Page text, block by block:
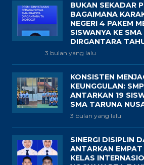
BUKAN SEKADAR
BAGAIMANA
NEGERI 4 PAKEM
SISWANYA KE
DIRGANTARA
3 bulan yang lalu
KONSISTEN
KEUNGGULAN:
ANTARKAN 19
SMA TARUNA
3 bulan yang lalu
SINERGI DISIPLIN
ANTARKAN
KELAS